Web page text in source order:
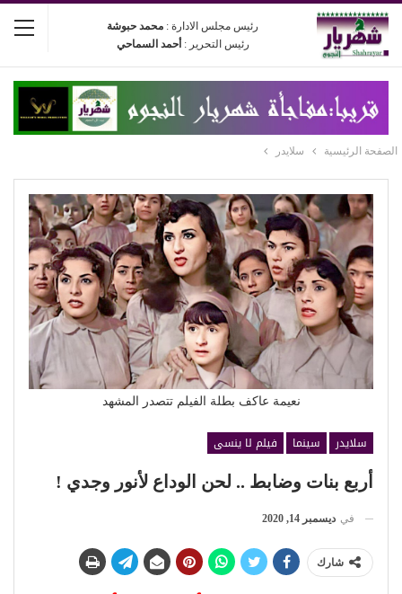
رئيس مجلس الادارة : محمد حبوشة
رئيس التحرير : أحمد السماحي
الصفحة الرئيسية سلايدر
نعيمة عاكف بطلة الفيلم تتصدر المشهد
سلايدر سينما
فيلم لا ينسى
أربع بنات وضابط .. لحن الوداع لأنور وجدي !
في ديسمبر 14, 2020
شارك